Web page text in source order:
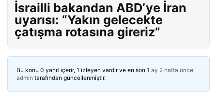
İsrailli bakandan ABD’ye İran
uyarısı: “Yakın gelecekte
çatışma rotasına gireriz”
Bu konu 0 yanıt içerir, 1 izleyen vardır ve en son 1 ay 2 hafta önce
admin tarafından güncellenmiştir.